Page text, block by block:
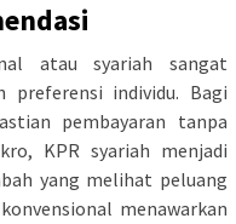
atau syariah sangat
individu. Bagi
pembayaran tanpa
KPR syariah menjadi
yang melihat peluang
menawarkan